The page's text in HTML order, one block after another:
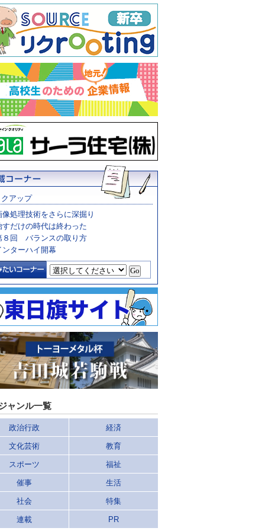
アップ
像処理技術をさらに深掘り
すだけの時代は終わった
８回 バランスの取り方
ンターハイ開幕
ャンル一覧
政治行政 経済
文化芸術 教育
スポーツ 福祉
催事 生活
社会 特集
連載 PR